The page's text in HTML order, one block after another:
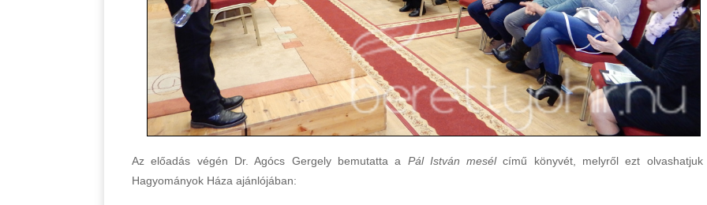
Az előadás végén Dr. Agócs Gergely bemutatta a Pál István mesélcímű könyvét, melyről ezt
Hagyományok Háza ajánlójában: